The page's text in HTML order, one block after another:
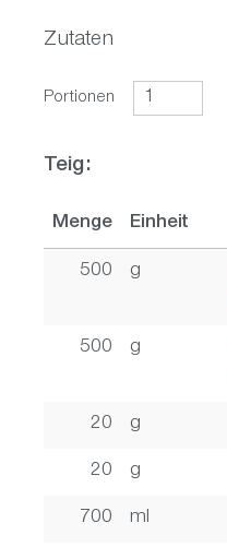
Zutaten
Portionen
Teig:
Menge Einheit
500 g
500 g
20 g
20 g
700 ml